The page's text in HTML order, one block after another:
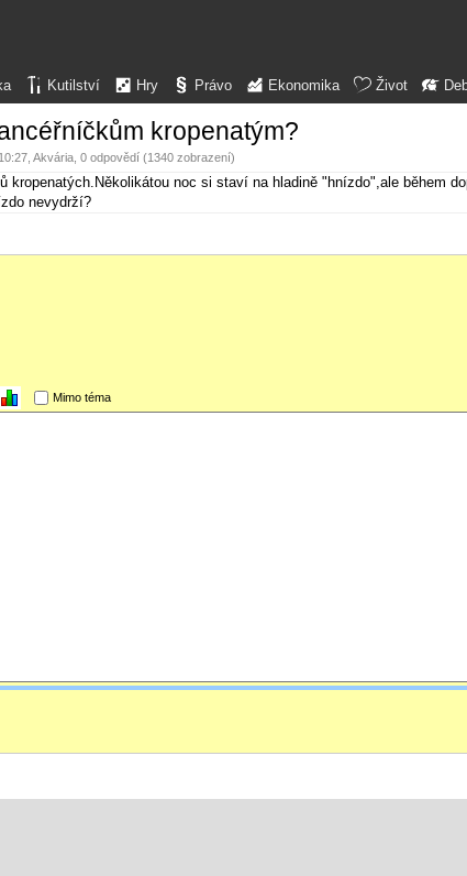
Kutilství Hry Právo Ekonomika Život
kropenatým?
10:27 Akvária , 0 odpovědí (1340 zobrazení)
kropenatých.Několikátou noc si staví na hladině "hnízdo",ale během
nevydrží?
Mimo téma